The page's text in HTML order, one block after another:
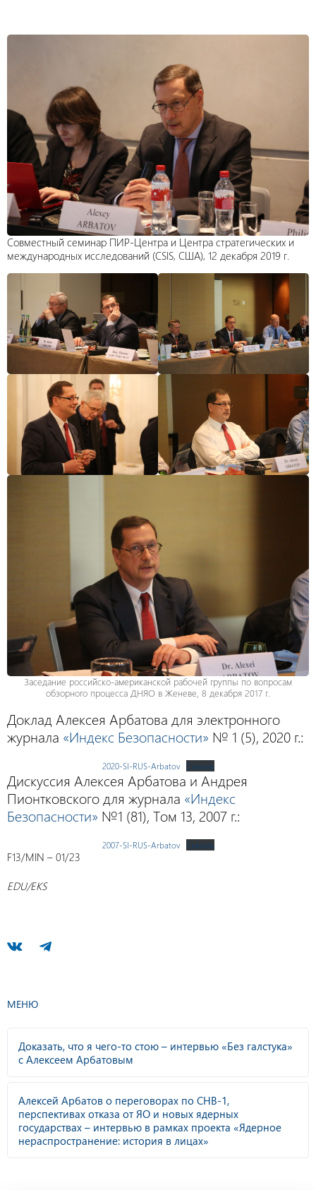
МЕНЮ
Доказать, что я чего-то стою – интервью «Без галстука»
с Алексеем Арбатовым
Алексей Арбатов о переговорах по СНВ-1,
перспективах отказа от ЯО и новых ядерных
государствах – интервью в рамках проекта «Ядерное
нераспространение: история в лицах»
Совместный семинар ПИР-Центра и Центра стратегических и
международных исследований (CSIS, США), 12 декабря 2019 г.
Заседание российско-американской рабочей группы по вопросам
обзорного процесса ДНЯО в Женеве, 8 декабря 2017 г.
Доклад Алексея Арбатова для электронного
журнала «Индекс Безопасности» № 1 (5), 2020 г.:
2020-SI-RUS-Arbatov Скачать
Дискуссия Алексея Арбатова и Андрея
Пионтковского для журнала «Индекс
Безопасности» №1 (81), Том 13, 2007 г.:
2007-SI-RUS-Arbatov Скачать
F13/MIN – 01/23
EDU/EKS